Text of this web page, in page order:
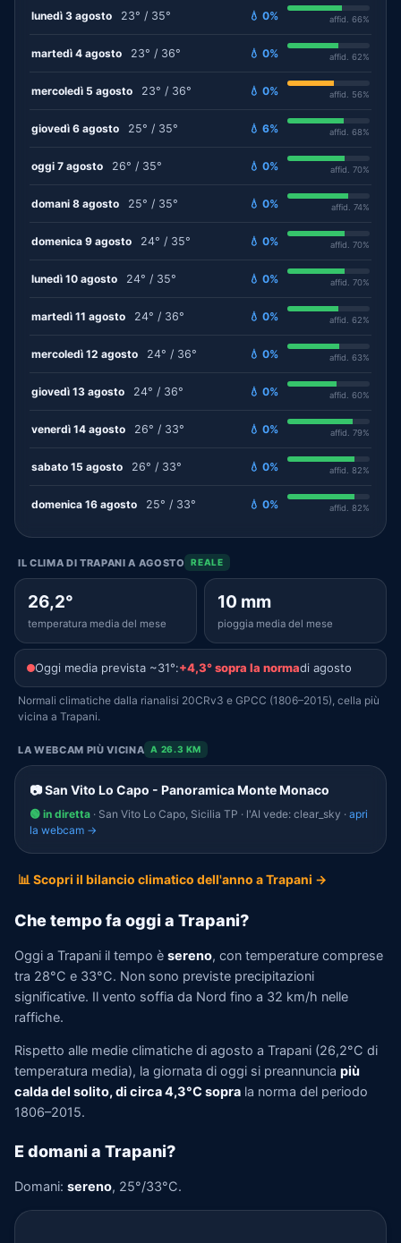
lunedì 3 agosto 23° / 35° 💧 0% affid. 66%
martedì 4 agosto 23° / 36° 💧 0% affid. 62%
mercoledì 5 agosto 23° / 36° 💧 0% affid. 56%
giovedì 6 agosto 25° / 35° 💧 6% affid. 68%
oggi 7 agosto 26° / 35° 💧 0% affid. 70%
domani 8 agosto 25° / 35° 💧 0% affid. 74%
domenica 9 agosto 24° / 35° 💧 0% affid. 70%
lunedì 10 agosto 24° / 35° 💧 0% affid. 70%
martedì 11 agosto 24° / 36° 💧 0% affid. 62%
mercoledì 12 agosto 24° / 36° 💧 0% affid. 63%
giovedì 13 agosto 24° / 36° 💧 0% affid. 60%
venerdì 14 agosto 26° / 33° 💧 0% affid. 79%
sabato 15 agosto 26° / 33° 💧 0% affid. 82%
domenica 16 agosto 25° / 33° 💧 0% affid. 82%
IL CLIMA DI TRAPANI A AGOSTO REALE
26,2°
temperatura media del mese
10 mm
pioggia media del mese
Oggi media prevista ~31°:+4,3° sopra la normadi agosto
Normali climatiche dalla rianalisi 20CRv3 e GPCC (1806–2015), cella più
vicina a Trapani.
LA WEBCAM PIÙ VICINA A 26.3 KM
📷 San Vito Lo Capo - Panoramica Monte Monaco
🟢 in diretta · San Vito Lo Capo, Sicilia TP · l'AI vede: clear_sky · apri
la webcam →
📊 Scopri il bilancio climatico dell'anno a Trapani →
Che tempo fa oggi a Trapani?
Oggi a Trapani il tempo è sereno, con temperature comprese
tra 28°C e 33°C. Non sono previste precipitazioni
significative. Il vento soffia da Nord fino a 32 km/h nelle
raffiche.
Rispetto alle medie climatiche di agosto a Trapani (26,2°C di
temperatura media), la giornata di oggi si preannuncia più
calda del solito, di circa 4,3°C sopra la norma del periodo
1806–2015.
E domani a Trapani?
Domani: sereno, 25°/33°C.